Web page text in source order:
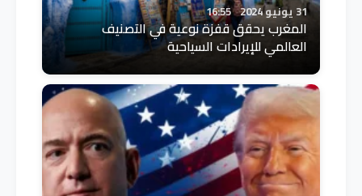
31 يونيو 2024 16:55
المغرب يحقق قفزة نوعية في التصنيف
العالمي للإيرادات السياحية